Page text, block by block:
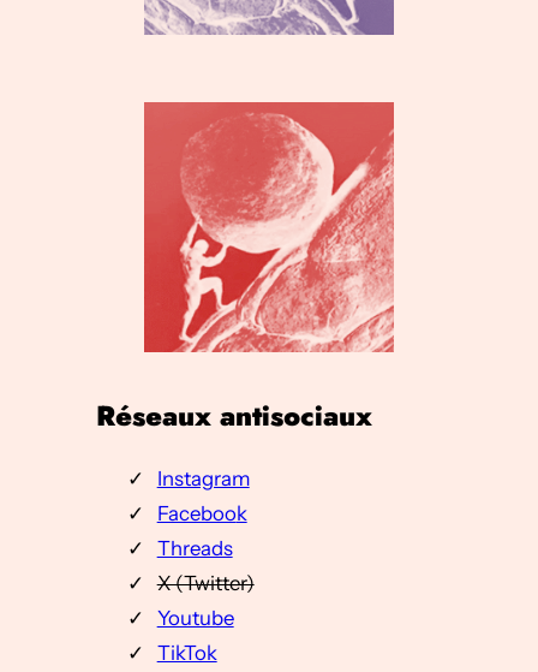
Réseaux antisociaux
Instagram
Facebook
Threads
X (Twitter)
Youtube
TikTok